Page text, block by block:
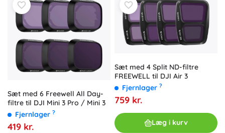
Sæt med 6 Freewell All Day-
filtre til DJI Mini 3 Pro / Mini 3
Fjernlager ?
419 kr.
Sæt med 4 Split ND-filtre
FREEWELL til DJI Air 3
Fjernlager ?
759 kr.
Læg i kurv